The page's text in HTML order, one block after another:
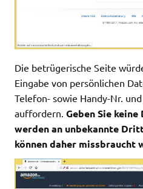
Die betrügerische Seite
Eingabe von persönlichen
Telefon- sowie Handy-Nr.
auffordern. Geben Sie
werden an unbekannte
können daher missbraucht